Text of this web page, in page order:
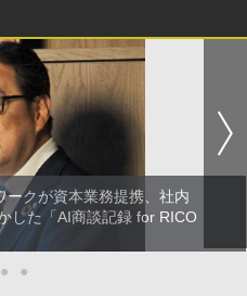
ークが資本業務提携、社内
した「AI商談記録 for RICO
● ●